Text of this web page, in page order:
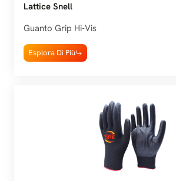
Lattice Snell
Guanto Grip Hi-Vis
Esplora Di Più